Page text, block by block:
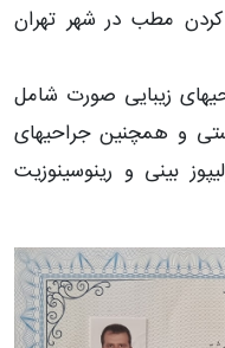
مطب در شهر تهران
زیبایی صورت شامل
و همچنین جراحیهای
بینی و رینوسینوزیت